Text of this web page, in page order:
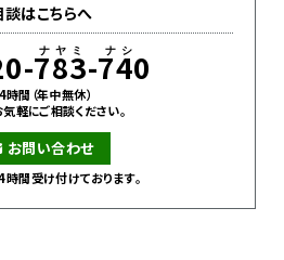
談はこちらへ
783-740
時間（年中無休）
軽にご相談ください。
お問い合わせ
間受け付けております。